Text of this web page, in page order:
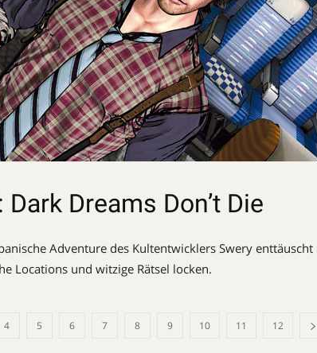
Dreams Don’t Die
Adventure des Kultentwicklers Swery
Locations und witzige Rätsel locken.
4 5 6 7 8 9 10 11 12